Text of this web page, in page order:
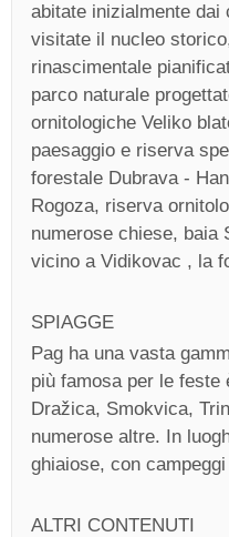
abitate inizialmente
visitate il nucleo
rinascimentale
parco naturale
ornitologiche Veliko
paesaggio e riserva
forestale Dubrava -
Rogoza, riserva
numerose chiese, baia
vicino a Vidikovac , la
SPIAGGE
Pag ha una vasta
più famosa per le feste
Dražica, Smokvica,
numerose altre. In
ghiaiose, con
ALTRI CONTENUTI